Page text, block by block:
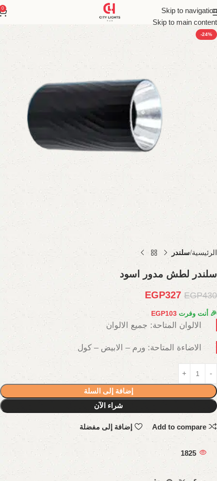
Skip to navigation
Skip to main content
0
-24%
الرئيسية سلندر
سلندر لطش مدور اسود
EGP430
EGP327
🎉 أنت وفرت EGP103
الالوان المتاحة: جميع الالوان
الاضاءة المتاحة: ورم – الابيض – كول
إضافة إلى السلة
شراء الآن
Add to compare إضافة إلى مفضلة
1825